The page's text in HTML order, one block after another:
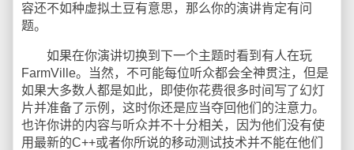
容还不如种虚拟土豆有意思，那么你的演讲肯定有问
题。
如果在你演讲切换到下一个主题时看到有人在玩
FarmVille。当然，不可能每位听众都会全神贯注，但是
如果大多数人都是如此，即使你花费很多时间写了幻灯
片并准备了示例，这时你还是应当夺回他们的注意力。
也许你讲的内容与听众并不十分相关，因为他们没有使
用最新的C++或者你所说的移动测试技术并不能在他们